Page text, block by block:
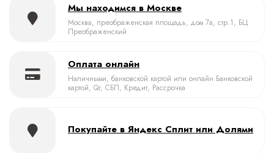
Мы находимся в Москве
Москва, преображенская площадь, дом 7а, стр.1, БЦ
Преображенский
Оплата онлайн
Наличными, банковской картой или онлайн Банковской
картой, Qr, СБП, Кредит, Рассрочка
Покупайте в Яндекс Сплит или Долями